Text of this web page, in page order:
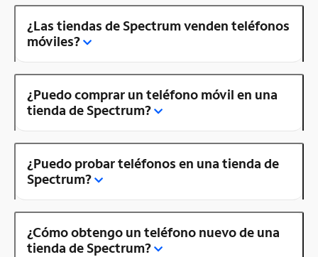
¿Las tiendas de Spectrum venden teléfonos
móviles?
¿Puedo comprar un teléfono móvil en una
tienda de Spectrum?
¿Puedo probar teléfonos en una tienda de
Spectrum?
¿Cómo obtengo un teléfono nuevo de una
tienda de Spectrum?